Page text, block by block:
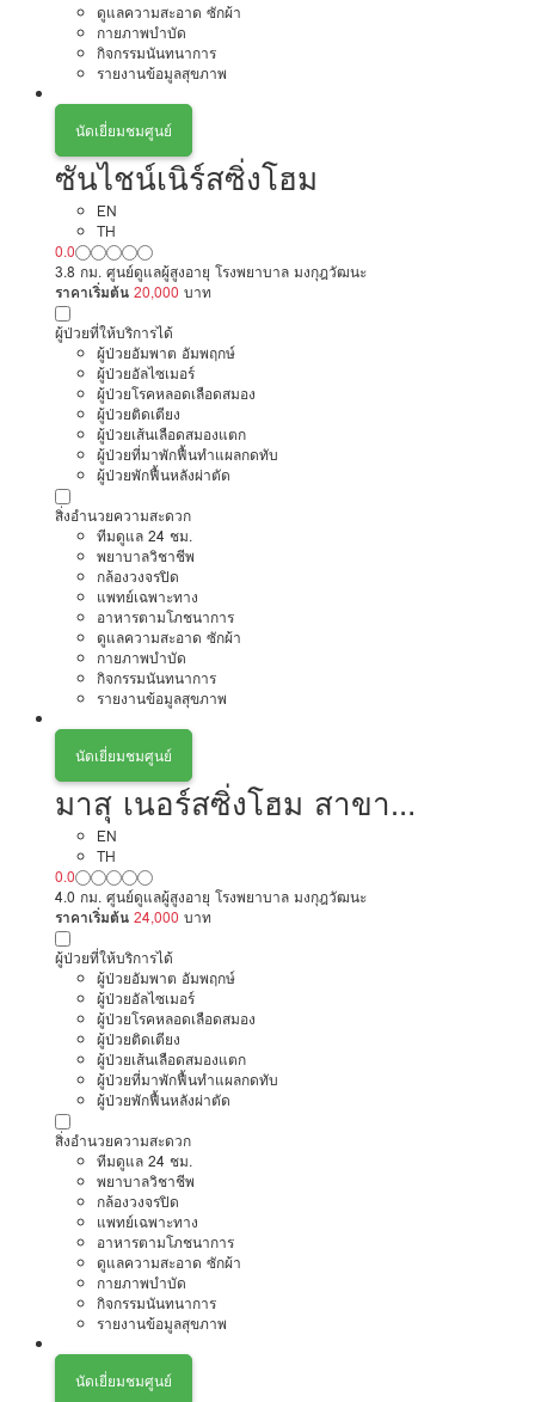
ดูแลความสะอาด ซักผ้า
กายภาพบำบัด
กิจกรรมนันทนาการ
รายงานข้อมูลสุขภาพ
นัดเยี่ยมชมศูนย์
ซันไชน์เนิร์สซิ่งโฮม
EN
TH
0.0
3.8 กม. ศูนย์ดูแลผู้สูงอายุ โรงพยาบาล มงกุฎวัฒนะ
ราคาเริ่มต้น 20,000 บาท
ผู้ป่วยที่ให้บริการได้
ผู้ป่วยอัมพาต อัมพฤกษ์
ผู้ป่วยอัลไซเมอร์
ผู้ป่วยโรคหลอดเลือดสมอง
ผู้ป่วยติดเตียง
ผู้ป่วยเส้นเลือดสมองแตก
ผู้ป่วยที่มาพักฟื้นทำแผลกดทับ
ผู้ป่วยพักฟื้นหลังผ่าตัด
สิ่งอำนวยความสะดวก
ทีมดูแล 24 ชม.
พยาบาลวิชาชีพ
กล้องวงจรปิด
แพทย์เฉพาะทาง
อาหารตามโภชนาการ
ดูแลความสะอาด ซักผ้า
กายภาพบำบัด
กิจกรรมนันทนาการ
รายงานข้อมูลสุขภาพ
นัดเยี่ยมชมศูนย์
มาสุ เนอร์สซิ่งโฮม สาขา
ประชาชื่น
EN
TH
0.0
4.0 กม. ศูนย์ดูแลผู้สูงอายุ โรงพยาบาล มงกุฎวัฒนะ
ราคาเริ่มต้น 24,000 บาท
ผู้ป่วยที่ให้บริการได้
ผู้ป่วยอัมพาต อัมพฤกษ์
ผู้ป่วยอัลไซเมอร์
ผู้ป่วยโรคหลอดเลือดสมอง
ผู้ป่วยติดเตียง
ผู้ป่วยเส้นเลือดสมองแตก
ผู้ป่วยที่มาพักฟื้นทำแผลกดทับ
ผู้ป่วยพักฟื้นหลังผ่าตัด
สิ่งอำนวยความสะดวก
ทีมดูแล 24 ชม.
พยาบาลวิชาชีพ
กล้องวงจรปิด
แพทย์เฉพาะทาง
อาหารตามโภชนาการ
ดูแลความสะอาด ซักผ้า
กายภาพบำบัด
กิจกรรมนันทนาการ
รายงานข้อมูลสุขภาพ
นัดเยี่ยมชมศูนย์